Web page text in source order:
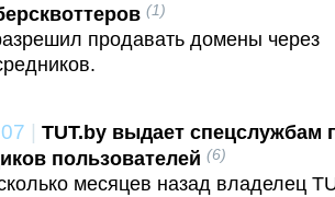
(1)
продавать домены через
| TUT.by выдает спецслужбам
пользователей (6)
месяцев назад владелец